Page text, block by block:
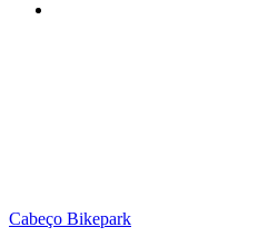
Cabeço Bikepark